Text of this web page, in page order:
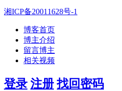
湘ICP备20011628号-1
博客首页
博主介绍
留言博主
相关视频
登录 注册 找回密码